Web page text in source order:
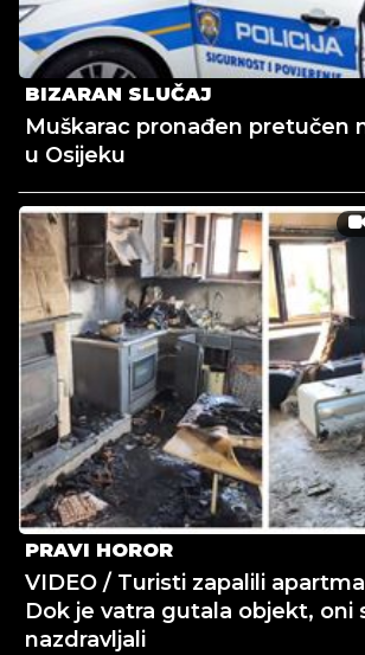
BIZARAN SLUČAJ
Muškarac pronađen pretučen
u Osijeku
PRAVI HOROR
VIDEO / Turisti zapalili
Dok je vatra gutala objekt, oni
nazdravljali